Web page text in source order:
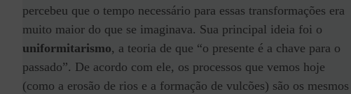
percebeu que o tempo necessário para essas transformações era
muito maior do que se imaginava. Sua principal ideia foi o
uniformitarismo, a teoria de que “o presente é a chave para o
passado”. De acordo com ele, os processos que vemos hoje
(como a erosão de rios e a formação de vulcões) são os mesmos